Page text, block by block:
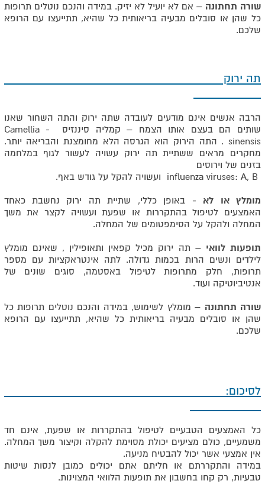
שורה תחתונה – אם לא יועיל לא יזיק. במידה והנכם נוטלים תרופות
כל שהן או סובלים מבעיה בריאותית כל שהיא, תתייעצו עם הרופא
שלכם.
תה ירוק
הרבה אנשים אינם מודעים לעובדה שתה ירוק והתה השחור שאנו
שותים הם בעצם אותו הצמח – קמליה סיננזיס - Camellia
sinensis . התה הירוק הוא הגרסה הלא מחומצנת והבריאה יותר.
מחקרים מראים ששתיית תה ירוק עשויה לעשור לגוף במלחמה
בזנים של וירוסים
מומלץ או לא - באופן כללי, שתיית תה ירוק נחשבת כאחד
האמצעים לטיפול בהתקררות או שפעת ועשויה לקצר את משך
המחלה ולהקל על הסימפטומים של המחלה.
תופעות לוואי – תה ירוק מכיל קפאין ותאופילין , שאינם מומלץ
לילדים ונשים הרות בכמות גדולה. לתה אינטראקציות עם מספר
תרופות, חלק מתרופות לטיפול באסטמה, סוגים שונים של
אנטיביוטיקה ועוד.
שורה תחתונה –מומלץ לשימוש, במידה והנכם נוטלים תרופות כל
שהן או סובלים מבעיה בריאותית כל שהיא, תתייעצו עם הרופא
שלכם.
לסיכום:
כל האמצעים הטבעיים לטיפול בהתקררות או שפעת, אינם חד
משמעיים, כולם מציעים יכולת מסוימת להקלה וקיצור משך המחלה.
אין אמצעי אשר יכול להבטיח מניעה.
במידה והתקררתם או חליתם אתם יכולים כמובן לנסות שיטות
טבעיות, רק קחו בחשבון את תופעות הלוואי המצוינות.